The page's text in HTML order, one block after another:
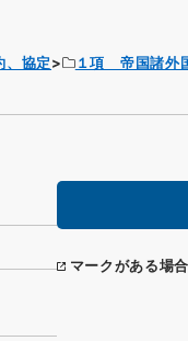
協定
１項 帝国諸外
マークがある場